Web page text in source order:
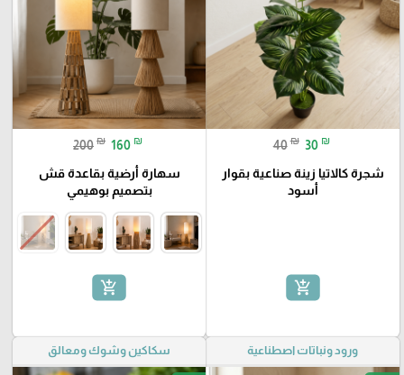
40 ₪ 30 ₪
شجرة كالاتيا زينة صناعية بقوار
أسود
add_shopping_cart
200 ₪ 160 ₪
سهارة أرضية بقاعدة قش
بتصميم بوهيمي
add_shopping_cart
ورود ونباتات اصطناعية سكاكين وشوك ومعالق